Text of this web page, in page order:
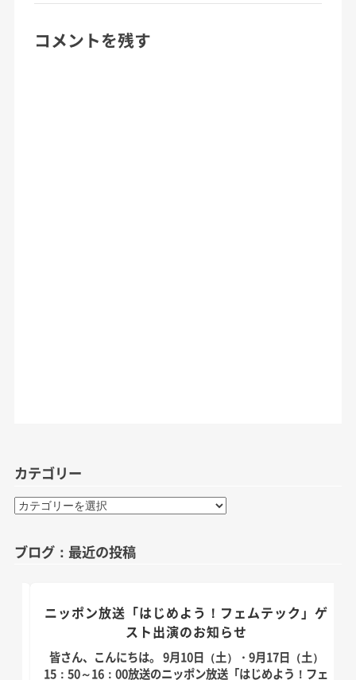
コメントを残す
カテゴリー
カ
テ
リ
ブログ：最近の投稿
ニッポン放送「はじめよう！フェムテック」ゲ
スト出演のお知らせ
皆さん、こんにちは。 9月10日（土）・9月17日（土）
15：50～16：00放送のニッポン放送「はじめよう！フェ